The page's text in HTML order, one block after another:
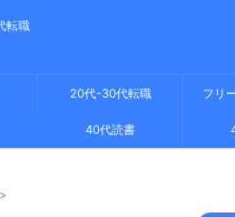
転職
20代-30代転職 フリ
40代読書
>